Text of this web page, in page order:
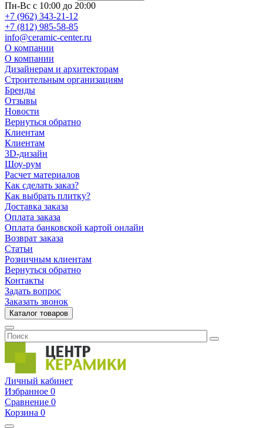
Пн-Вс с 10:00 до 20:00
+7 (962) 343-21-12
+7 (812) 985-58-85
info@ceramic-center.ru
О компании
О компании
Дизайнерам и архитекторам
Строительным организациям
Бренды
Отзывы
Новости
Вернуться обратно
Клиентам
Клиентам
3D-дизайн
Шоу-рум
Расчет материалов
Как сделать заказ?
Как выбрать плитку?
Доставка заказа
Оплата заказа
Оплата банковской картой онлайн
Возврат заказа
Статьи
Розничным клиентам
Вернуться обратно
Контакты
Задать вопрос
Заказать звонок
Каталог товаров
Личный кабинет
Избранное 0
Сравнение 0
Корзина 0